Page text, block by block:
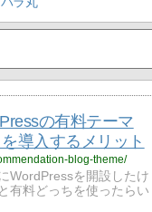
の有料テーマ
を導入するメリット
blog-theme/
WordPressを開設したけ
有料どっちを使ったらい